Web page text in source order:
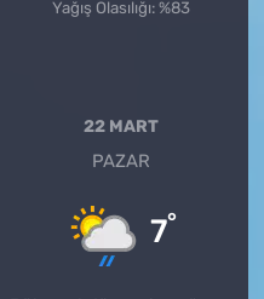
Yağış Olasılığı: %83
22 MART
PAZAR
7°